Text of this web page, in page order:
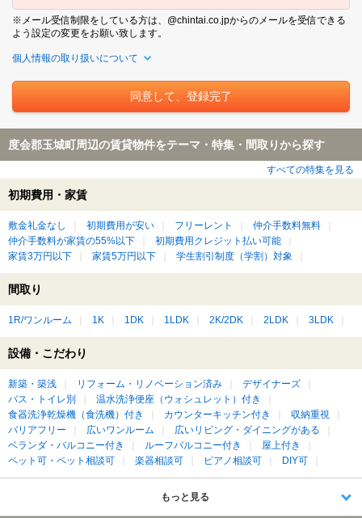
※メール受信制限をしている方は、@chintai.co.jpからのメールを受信できる
よう設定の変更をお願い致します。
個人情報の取り扱いについて
度会郡玉城町周辺の賃貸物件をテーマ・特集・間取りから探す
すべての特集を見る
初期費用・家賃
敷金礼金なし 初期費用が安い フリーレント
仲介手数料無料
仲介手数料が家賃の55%以下
初期費用クレジット払い可能
家賃3万円以下
家賃5万円以下 学生割引制度（学割）対象
間取り
1R/ワンルーム 1K 1DK 1LDK 2K/2DK 2LDK 3LDK
設備・こだわり
新築・築浅 リフォーム・リノベーション済み
デザイナーズ
バス・トイレ別
温水洗浄便座（ウォシュレット）付き
食器洗浄乾燥機（食洗機）付き
カウンターキッチン付き
収納重視
バリアフリー
広いワンルーム
広いリビング・ダイニングがある
ベランダ・バルコニー付き
ルーフバルコニー付き
屋上付き
ペット可・ペット相談可
楽器相談可 ピアノ相談可 DIY可
もっと見る